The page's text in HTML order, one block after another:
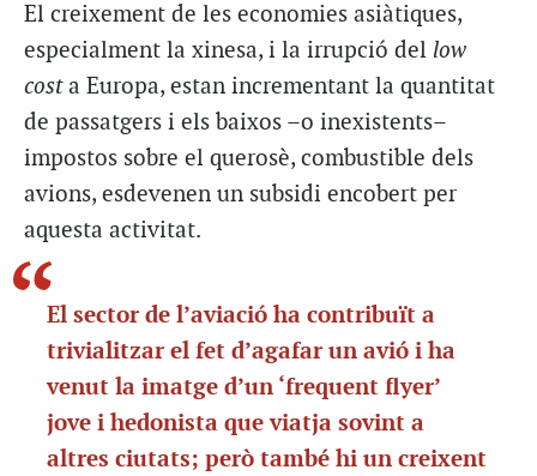
El creixement de les economies asiàtiques,
especialment la xinesa, i la irrupció del low
costa Europa, estan incrementant la quantitat
de passatgers i els baixos –o inexistents–
impostos sobre el querosè, combustible dels
avions, esdevenen un subsidi encobert per
aquesta activitat.
El sector de l’aviació ha contribuït a
trivialitzar el fet d’agafar un avió i ha
venut la imatge d’un ‘frequent flyer’
jove i hedonista que viatja sovint a
altres ciutats; però també hi un creixent